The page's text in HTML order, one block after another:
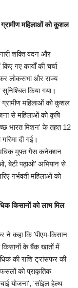
महिलाओं को कुशल
शक्ति वंदन और
गए कार्यों की चर्चा
लोकसभा और राज्य
किया गया।
महिलाओं को कुशल
से महिलाओं को कृषि
भारत मिशन' के तहत 12
दी गई।
मुफ्त गैस कनेक्शन
बेटी पढ़ाओ' अभियान से
गर्भवती महिलाओं को
किसानों को लाभ मिल
ने कहा कि 'पीएम-किसान
के बैंक खातों में
की राशि ट्रांसफर की
को प्राकृतिक
योजना', 'सॉइल हेल्थ